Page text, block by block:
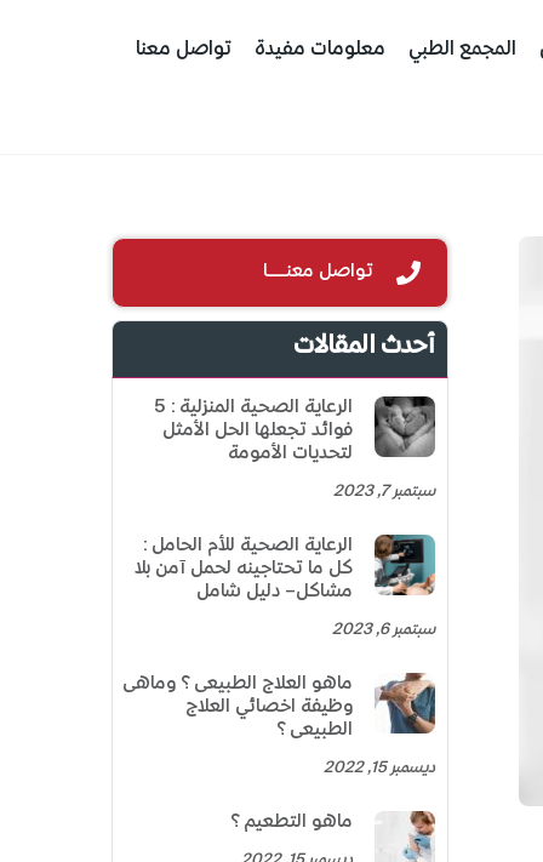
المجمع الطبي معلومات مفيدة تواصل معنا
تواصل معنـــــا
أحدث المقالات
الرعاية الصحية المنزلية: 5
فوائد تجعلها الحل الأمثل
لتحديات الأمومة
سبتمبر 7, 2023
الرعاية الصحية للأم الحامل:
كل ما تحتاجينه لحمل آمن بلا
مشاكل– دليل شامل
سبتمبر 6, 2023
ماهو العلاج الطبيعى؟ وماهى
وظيفة اخصائي العلاج
الطبيعى؟
ديسمبر 15, 2022
ماهو التطعيم؟